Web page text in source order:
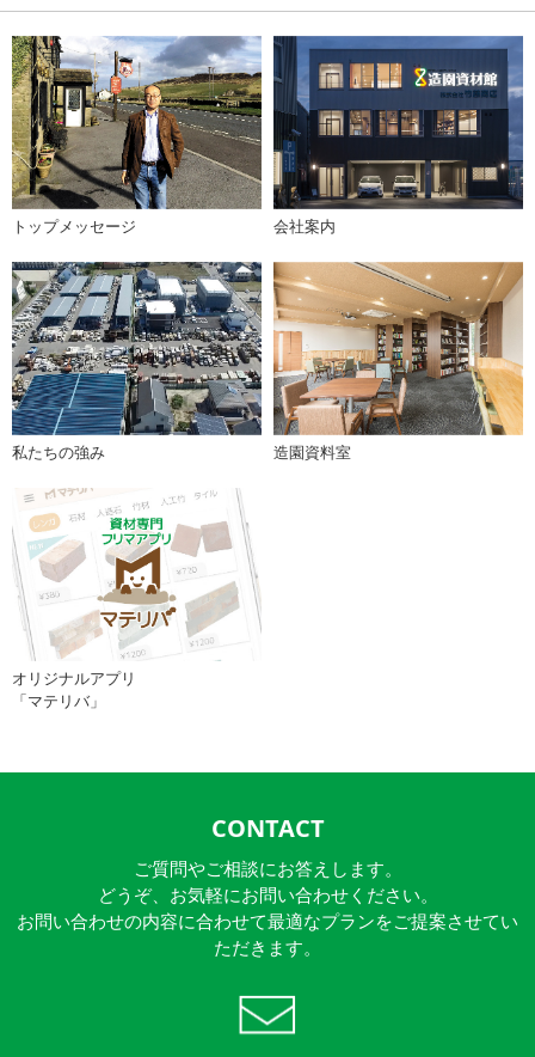
す。
好奇心旺盛で、それでいて仲間との輪を大切にしながら、ともに成
長していこうという意欲があれば、きっと楽しく、働きがいのある
職場人生を送っていただけると思っています。社長が言うのも何で
すが、この会社は、今後新しく仲間に加わってくれる人達の希望と
働く喜びで、まだまだこの先発展しますよ～！
わたしたちは、「引き継がれる伝統文化 時代を超える創造性 私
たちはすべての造園家のこだわりに たゆまぬ努力と信頼でおこた
えし 人と自然が響和する豊かな社会の実現に貢献します」を理念
とし、仕事を通じてお客様の幸せと自分自身の幸せをつくります。
ぜひ、私たちと一緒に仕事しましょう！
株式会社竹藤商店 代表取締役社長 秦野利基
トップメッセージ 会社案内
私たちの強み 造園資料室
オリジナルアプリ
「マテリバ」
CONTACT
ご質問やご相談にお答えします。
どうぞ、お気軽にお問い合わせください。
お問い合わせの内容に合わせて最適なプランをご提案させてい
ただきます。